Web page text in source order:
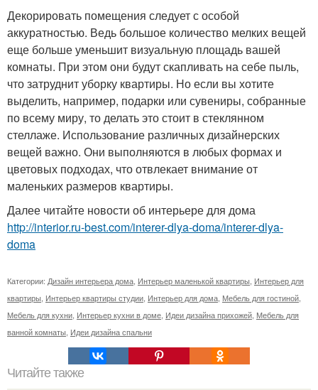
Декорировать помещения следует с особой
аккуратностью. Ведь большое количество мелких вещей
еще больше уменьшит визуальную площадь вашей
комнаты. При этом они будут скапливать на себе пыль,
что затруднит уборку квартиры. Но если вы хотите
выделить, например, подарки или сувениры, собранные
по всему миру, то делать это стоит в стеклянном
стеллаже. Использование различных дизайнерских
вещей важно. Они выполняются в любых формах и
цветовых подходах, что отвлекает внимание от
маленьких размеров квартиры.
Далее читайте новости об интерьере для дома
http://interior.ru-best.com/interer-dlya-doma/interer-dlya-
doma
Категории: Дизайн интерьера дома Интерьер маленькой квартиры Интерьер для
квартиры Интерьер квартиры студии Интерьер для дома Мебель для гостиной
Мебель для кухни Интерьер кухни в доме Идеи дизайна прихожей Мебель для
ванной комнаты Идеи дизайна спальни
Читайте также